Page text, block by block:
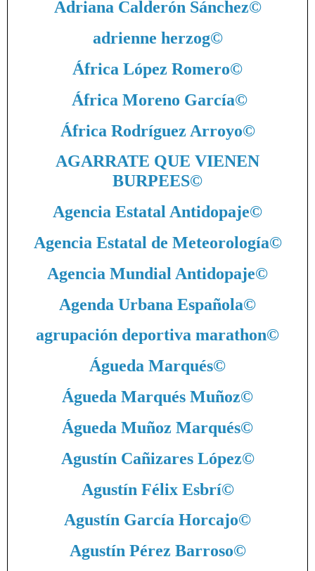
Adriana Calderón Sánchez©
adrienne herzog©
África López Romero©
África Moreno García©
África Rodríguez Arroyo©
AGARRATE QUE VIENEN
BURPEES©
Agencia Estatal Antidopaje©
Agencia Estatal de Meteorología©
Agencia Mundial Antidopaje©
Agenda Urbana Española©
agrupación deportiva marathon©
Águeda Marqués©
Águeda Marqués Muñoz©
Águeda Muñoz Marqués©
Agustín Cañizares López©
Agustín Félix Esbrí©
Agustín García Horcajo©
Agustín Pérez Barroso©